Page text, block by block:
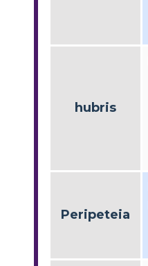
hubris
Peripeteia